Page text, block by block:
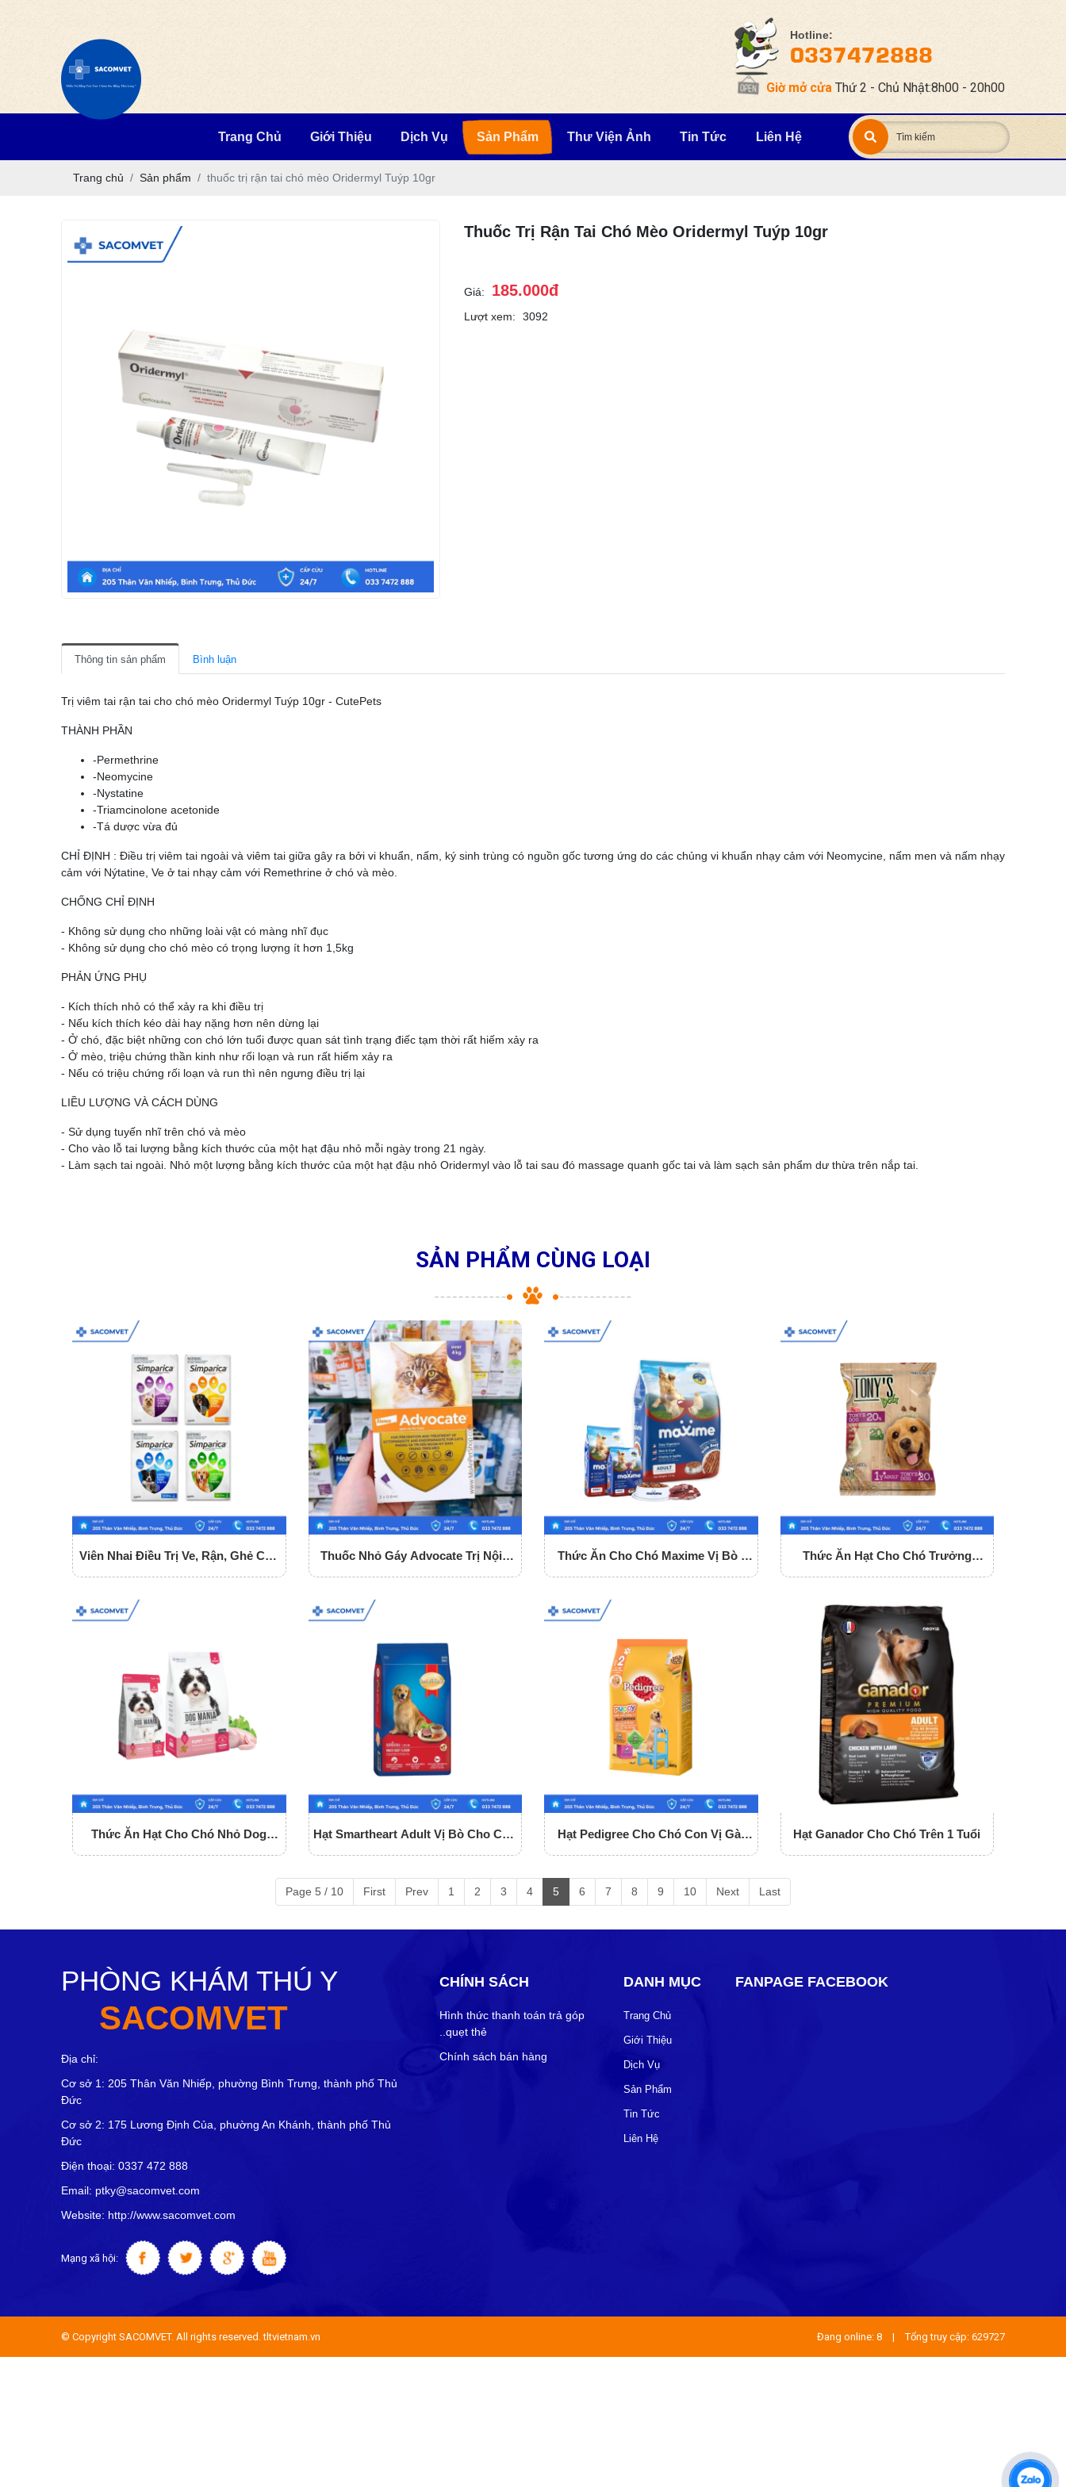
Hotline:
0337472888
Giờ mở cửa Thứ 2 - Chủ Nhật:8h00 - 20h00
Trang Chủ Giới Thiệu Dịch Vụ Sản Phẩm Thư Viện Ảnh Tin Tức Liên Hệ
Trang chủ Sản phẩm thuốc trị rận tai chó mèo Oridermyl Tuýp 10gr
Thuốc Trị Rận Tai Chó Mèo Oridermyl Tuýp 10gr
Giá: 185.000đ
Lượt xem: 3092
Thông tin sản phẩm Bình luận
Trị viêm tai rận tai cho chó mèo Oridermyl Tuýp 10gr - CutePets
THÀNH PHẦN
-Permethrine
-Neomycine
-Nystatine
-Triamcinolone acetonide
-Tá dược vừa đủ
CHỈ ĐỊNH : Điều trị viêm tai ngoài và viêm tai giữa gây ra bởi vi khuẩn, nấm, ký sinh trùng có nguồn gốc tương ứng do các chủng vi khuẩn nhạy cảm với Neomycine, nấm men và nấm nhạy
cảm với Nýtatine, Ve ở tai nhạy cảm với Remethrine ở chó và mèo.
CHỐNG CHỈ ĐỊNH
- Không sử dụng cho những loài vật có màng nhĩ đục
- Không sử dụng cho chó mèo có trọng lượng ít hơn 1,5kg
PHẢN ỨNG PHỤ
- Kích thích nhỏ có thể xảy ra khi điều trị
- Nếu kích thích kéo dài hay nặng hơn nên dừng lại
- Ở chó, đặc biệt những con chó lớn tuổi được quan sát tình trạng điếc tạm thời rất hiếm xảy ra
- Ở mèo, triệu chứng thần kinh như rối loạn và run rất hiếm xảy ra
- Nếu có triệu chứng rối loạn và run thì nên ngưng điều trị lại
LIỀU LƯỢNG VÀ CÁCH DÙNG
- Sử dụng tuyến nhĩ trên chó và mèo
- Cho vào lỗ tai lượng bằng kích thước của một hạt đậu nhỏ mỗi ngày trong 21 ngày.
- Làm sạch tai ngoài. Nhỏ một lượng bằng kích thước của một hạt đậu nhỏ Oridermyl vào lỗ tai sau đó massage quanh gốc tai và làm sạch sản phẩm dư thừa trên nắp tai.
SẢN PHẨM CÙNG LOẠI
Viên Nhai Điều Trị Ve, Rận, Ghẻ Cho
Thuốc Nhỏ Gáy Advocate Trị Nội -
Thức Ăn Cho Chó Maxime Vị Bò -
Thức Ăn Hạt Cho Chó Trưởng
Thức Ăn Hạt Cho Chó Nhỏ Dog
Hạt Smartheart Adult Vị Bò Cho Chó
Hạt Pedigree Cho Chó Con Vị Gà,
Hạt Ganador Cho Chó Trên 1 Tuổi
Page 5 / 10 First Prev 1 2 3 4 5 6 7 8 9 10 Next Last
PHÒNG KHÁM THÚ Y
SACOMVET
Địa chỉ:
Cơ sở 1: 205 Thân Văn Nhiếp, phường Bình Trưng, thành phố Thủ
Đức
Cơ sở 2: 175 Lương Định Của, phường An Khánh, thành phố Thủ
Đức
Điện thoại: 0337 472 888
Email: ptky@sacomvet.com
Website: http://www.sacomvet.com
Mạng xã hội:
CHÍNH SÁCH
Hình thức thanh toán trả góp
..quẹt thẻ
Chính sách bán hàng
DANH MỤC
Trang Chủ
Giới Thiệu
Dịch Vụ
Sản Phẩm
Tin Tức
Liên Hệ
FANPAGE FACEBOOK
© Copyright SACOMVET. All rights reserved. tltvietnam.vn Đang online: 8 | Tổng truy cập: 629727